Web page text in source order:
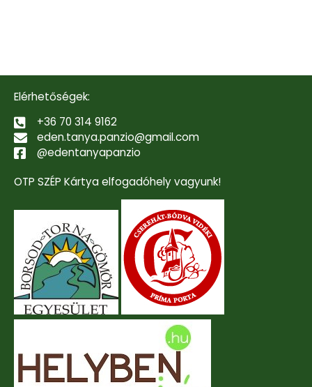
Elérhetőségek:
+36 70 314 9162
eden.tanya.panzio@gmail.com
@edentanyapanzio
OTP SZÉP Kártya elfogadóhely vagyunk!